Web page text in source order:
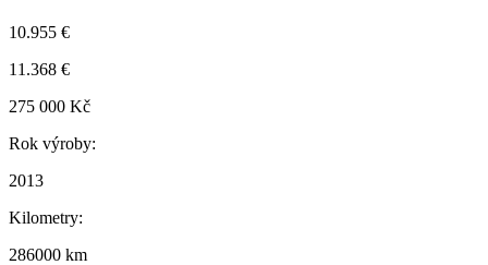
10.955 €
11.368 €
275 000 Kč
Rok výroby:
2013
Kilometry:
286000 km